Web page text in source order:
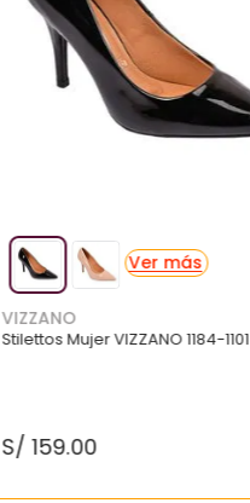
VIZZANO
Stilettos Mujer VIZZANO 1184-1101
S/ 159.00